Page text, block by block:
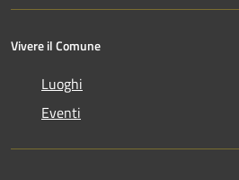
Vivere il Comune
Luoghi
Eventi